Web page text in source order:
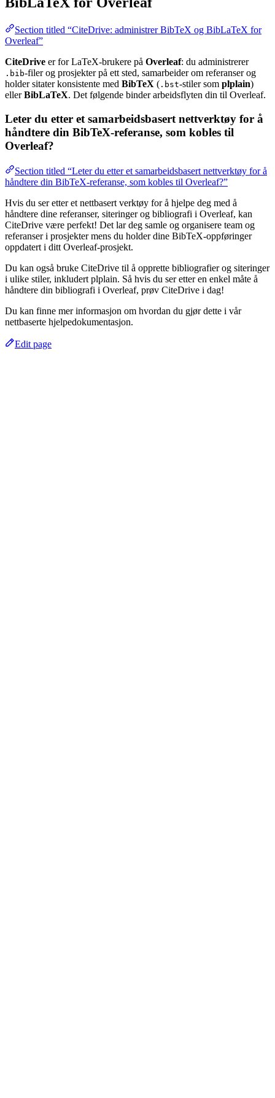
Section titled “CiteDrive: administrer BibTeX og BibLaTeX for
Overleaf”
CiteDrive er for LaTeX-brukere på Overleaf: du administrerer
.bib-filer og prosjekter på ett sted, samarbeider om referanser og
holder sitater konsistente med BibTeX ( .bst-stiler som plplain)
ellerBibLaTeX. Det følgende binder arbeidsflyten din til Overleaf.
Leter du etter et samarbeidsbasert nettverktøy for å
håndtere din BibTeX-referanse, som kobles til
Overleaf?
Section titled “Leter du etter et samarbeidsbasert nettverktøy for å
håndtere din BibTeX-referanse, som kobles til Overleaf?”
Hvis du ser etter et nettbasert verktøy for å hjelpe deg med å
håndtere dine referanser, siteringer og bibliografi i Overleaf, kan
CiteDrive være perfekt! Det lar deg samle og organisere team og
referanser i prosjekter mens du holder dine BibTeX-oppføringer
oppdatert i ditt Overleaf-prosjekt.
Du kan også bruke CiteDrive til å opprette bibliografier og siteringer
i ulike stiler, inkludert plplain. Så hvis du ser etter en enkel måte å
håndtere din bibliografi i Overleaf, prøv CiteDrive i dag!
Du kan finne mer informasjon om hvordan du gjør dette i vår
nettbaserte hjelpedokumentasjon.
Edit page